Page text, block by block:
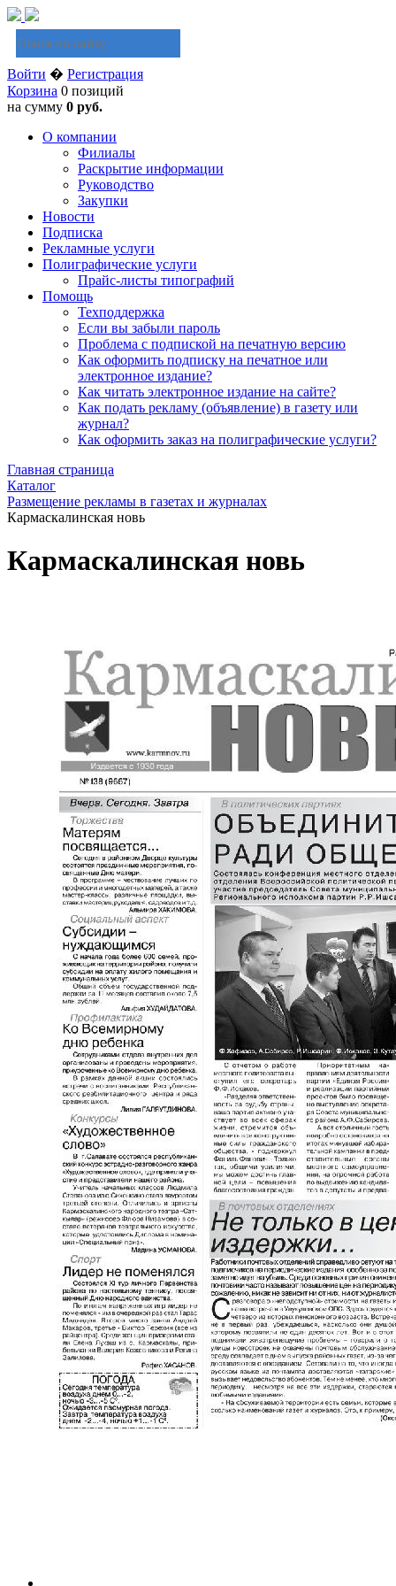
Войти � Регистрация
Корзина 0 позиций
на сумму 0 руб.
О компании
Филиалы
Раскрытие информации
Руководство
Закупки
Новости
Подписка
Рекламные услуги
Полиграфические услуги
Прайс-листы типографий
Помощь
Техподдержка
Если вы забыли пароль
Проблема с подпиской на печатную версию
Как оформить подписку на печатное или
электронное издание?
Как читать электронное издание на сайте?
Как подать рекламу (объявление) в газету или
журнал?
Как оформить заказ на полиграфические уcлуги?
Главная страница
Каталог
Размещение рекламы в газетах и журналах
Кармаскалинская новь
Кармаскалинская новь